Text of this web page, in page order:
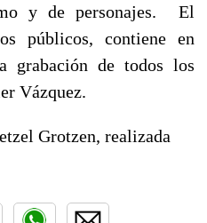
y de personajes. El
públicos, contiene en
grabación de todos los
Vázquez.
Grotzen, realizada